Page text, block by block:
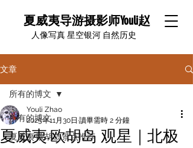
夏威夷导游摄影师Youli赵
​人像写真 星空银河 自然历史
文章
所有的博文
夏威夷·欧胡岛景点推荐
所有的博文
夏威夷·欧胡岛 观星｜北极
Youli Zhao
2025年11月30日 讀畢需時 2 分鐘